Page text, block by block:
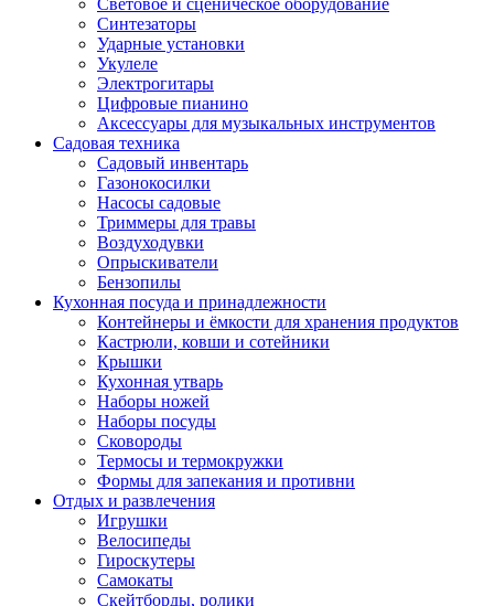
Световое и сценическое оборудование
Синтезаторы
Ударные установки
Укулеле
Электрогитары
Цифровые пианино
Аксессуары для музыкальных инструментов
Садовая техника
Садовый инвентарь
Газонокосилки
Насосы садовые
Триммеры для травы
Воздуходувки
Опрыскиватели
Бензопилы
Кухонная посуда и принадлежности
Контейнеры и ёмкости для хранения продуктов
Кастрюли, ковши и сотейники
Крышки
Кухонная утварь
Наборы ножей
Наборы посуды
Сковороды
Термосы и термокружки
Формы для запекания и противни
Отдых и развлечения
Игрушки
Велосипеды
Гироскутеры
Самокаты
Скейтборды, ролики